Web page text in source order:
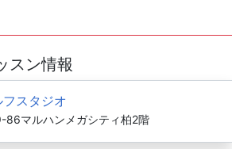
スン情報
スタジオ
86マルハンメガシティ柏2階